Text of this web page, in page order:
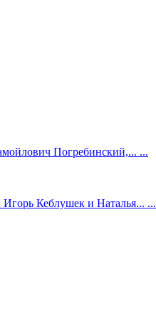
Погребинский,... ...
Кеблушек и Наталья... ...